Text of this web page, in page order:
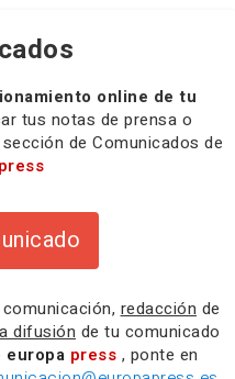
online de tu
tus notas de prensa o
de Comunicados de
press
redacción de
difusión de tu comunicado
europa press , ponte en